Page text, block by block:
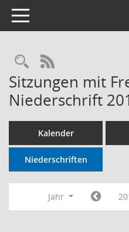
Toggle navigation
RSS-Feed
Sitzungen mit
Niederschrift
Kalender
Niederschriften
Jahr